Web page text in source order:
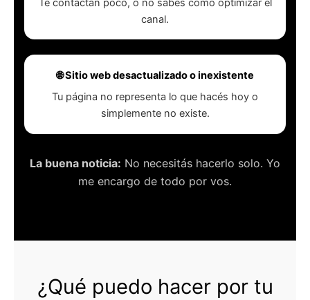
Te contactan poco, o no sabés cómo optimizar el
canal.
🌐 Sitio web desactualizado o inexistente
Tu página no representa lo que hacés hoy o
simplemente no existe.
La buena noticia: No necesitás hacerlo solo. Yo
me encargo de todo por vos.
¿Qué puedo hacer por tu